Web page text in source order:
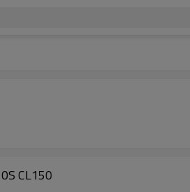
CL150